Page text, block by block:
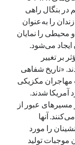
در بنگال راهی
را به‌عنوان
را نمایان
ایجاد می‌شود.
بر تغییر
«تاریخ شفاهی
مهاجران مکزیکی
آمریکا شدند.
مسیرهای عبور از
آنها
را مورد
موجبات تولید